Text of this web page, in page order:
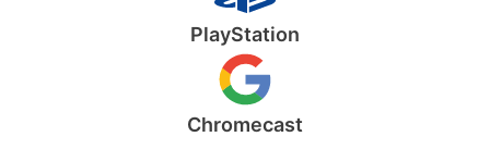
PlayStation
Chromecast